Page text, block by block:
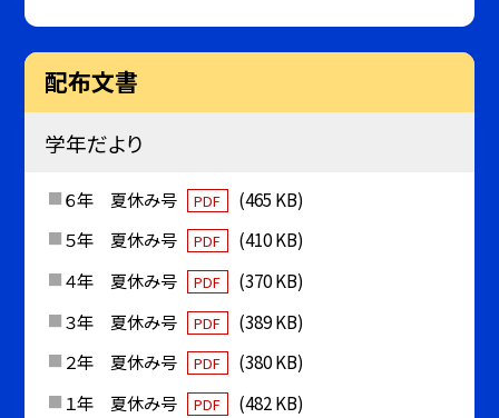
配布文書
学年だより
６年 夏休み号 PDF
(465 KB)
５年 夏休み号
PDF
(410 KB)
４年 夏休み号
PDF
(370 KB)
３年 夏休み号
PDF
(389 KB)
２年 夏休み号
PDF
(380 KB)
１年 夏休み号
PDF
(482 KB)